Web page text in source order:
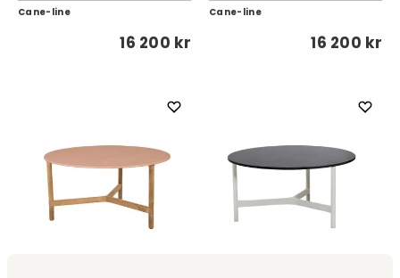
Cane-line
16 200 kr
Cane-line
16 200 kr